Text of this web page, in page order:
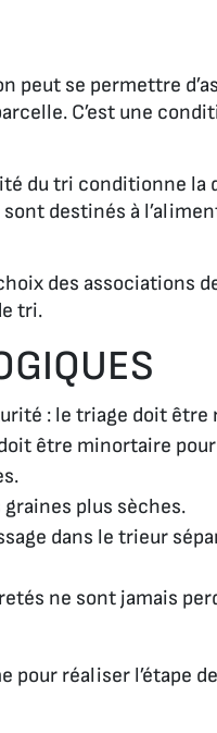
peut se permettre
C’est une
du tri conditionne la
destinés à
des associations
tri.
: le triage doit être
être minortaire
plus sèches.
dans le trieur
ne sont jamais
pour réaliser l’étape